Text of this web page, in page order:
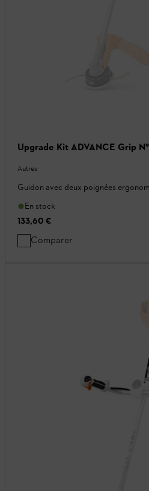
Upgrade Kit ADVANCE Grip
Autres
Guidon avec deux poignées
En stock
133,60 €
Comparer